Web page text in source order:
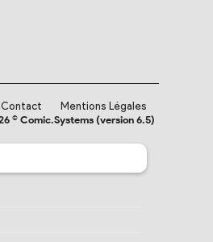
Contact
Mentions Légales
© Comic.Systems (version 6.5)